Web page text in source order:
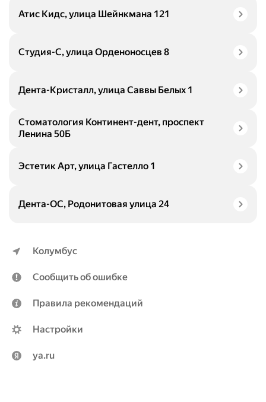
Атис Кидс, улица Шейнкмана 121
Студия-С, улица Орденоносцев 8
Дента-Кристалл, улица Саввы Белых 1
Стоматология Континент-дент, проспект
Ленина 50Б
Эстетик Арт, улица Гастелло 1
Дента-ОС, Родонитовая улица 24
Колумбус
Сообщить об ошибке
Правила рекомендаций
Настройки
ya.ru